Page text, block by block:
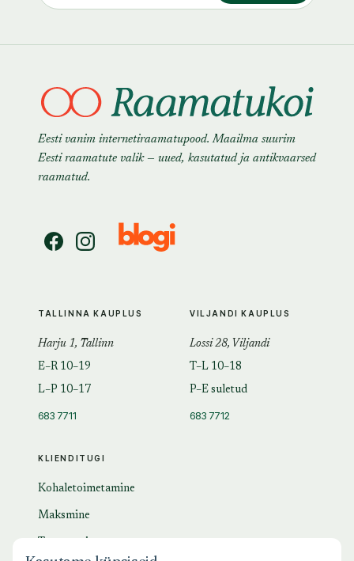
Eesti vanim internetiraamatupood. Maailma suurim
Eesti raamatute valik — uued, kasutatud ja antikvaarsed
raamatud.
KLIENDITUGI
Kohaletoimetamine
Maksmine
TALLINNA KAUPLUS
Harju 1, Tallinn
E–R 10–19
L–P 10–17
683 7711
VILJANDI KAUPLUS
Lossi 28, Viljandi
T–L 10–18
P–E suletud
683 7712